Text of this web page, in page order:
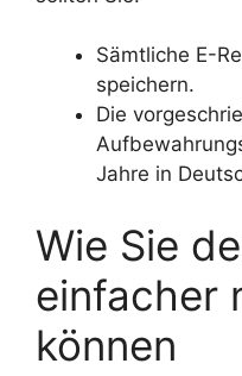
Sämtliche E-
speichern.
Die
Jahre in
Wie Sie
einfacher
können